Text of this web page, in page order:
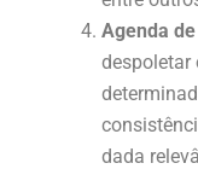
Agenda
despoletar
dada